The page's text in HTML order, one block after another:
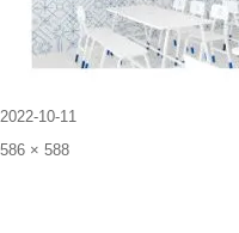
投
稿
2022-10-11
フ
586 × 588